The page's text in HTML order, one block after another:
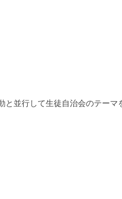
並行して生徒自治会のテーマ